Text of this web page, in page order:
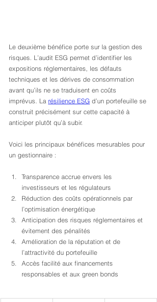
Le deuxième bénéfice porte sur la gestion des
risques. L’audit ESG permet d’identifier les
expositions réglementaires, les défauts
techniques et les dérives de consommation
avant qu’ils ne se traduisent en coûts
imprévus. La résilience ESG d’un portefeuille se
construit précisément sur cette capacité à
anticiper plutôt qu’à subir.
Voici les principaux bénéfices mesurables pour
un gestionnaire :
Transparence accrue envers les
investisseurs et les régulateurs
Réduction des coûts opérationnels par
l’optimisation énergétique
Anticipation des risques réglementaires et
évitement des pénalités
Amélioration de la réputation et de
l’attractivité du portefeuille
Accès facilité aux financements
responsables et aux green bonds